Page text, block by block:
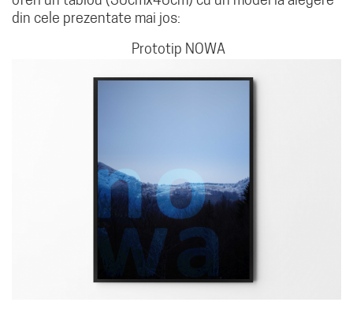
din cele prezentate mai jos:
Prototip NOWA